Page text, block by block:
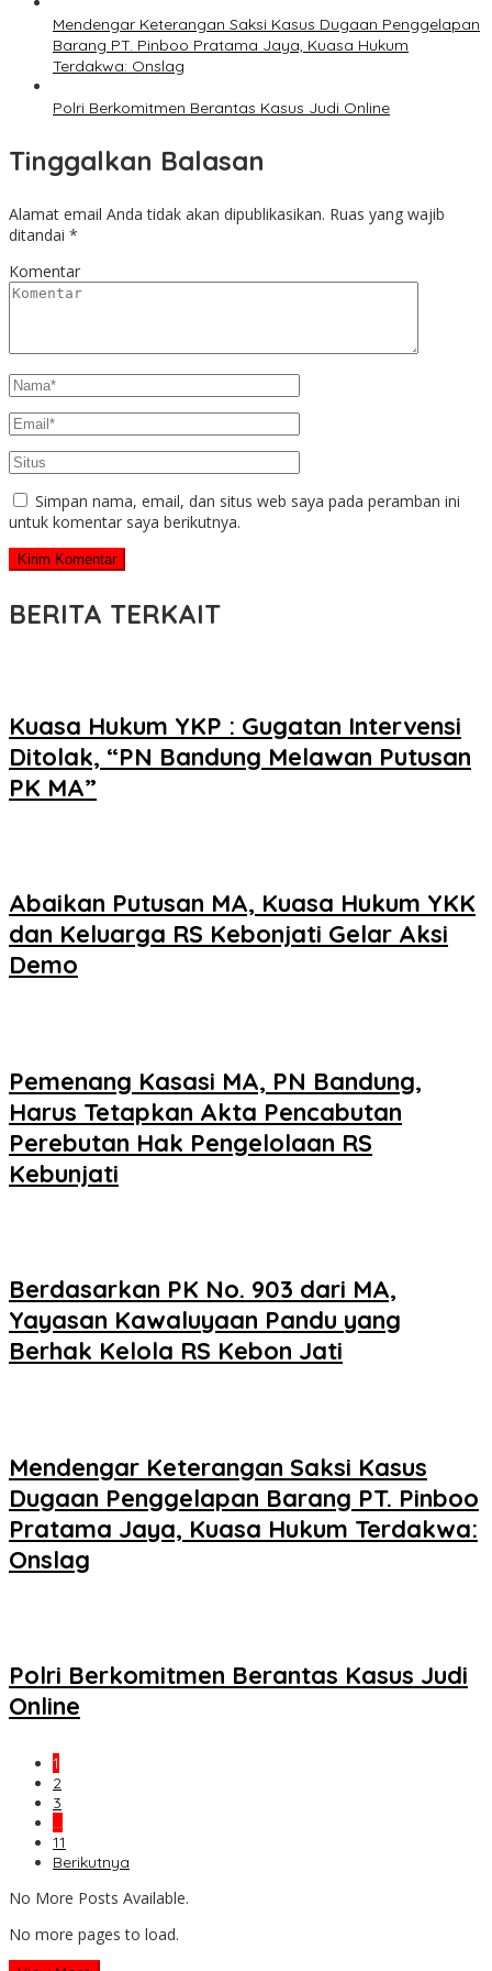
Mendengar Keterangan Saksi Kasus Dugaan Penggelapan
Barang PT. Pinboo Pratama Jaya, Kuasa Hukum
Terdakwa: Onslag
Polri Berkomitmen Berantas Kasus Judi Online
Tinggalkan Balasan
Alamat email Anda tidak akan dipublikasikan. Ruas yang wajib
ditandai *
Komentar
Simpan nama, email, dan situs web saya pada peramban ini
untuk komentar saya berikutnya.
BERITA TERKAIT
Kuasa Hukum YKP : Gugatan Intervensi
Ditolak, “PN Bandung Melawan Putusan
PK MA”
Abaikan Putusan MA, Kuasa Hukum YKK
dan Keluarga RS Kebonjati Gelar Aksi
Demo
Pemenang Kasasi MA, PN Bandung,
Harus Tetapkan Akta Pencabutan
Perebutan Hak Pengelolaan RS
Kebunjati
Berdasarkan PK No. 903 dari MA,
Yayasan Kawaluyaan Pandu yang
Berhak Kelola RS Kebon Jati
Mendengar Keterangan Saksi Kasus
Dugaan Penggelapan Barang PT. Pinboo
Pratama Jaya, Kuasa Hukum Terdakwa:
Onslag
Polri Berkomitmen Berantas Kasus Judi
Online
1
2
3
…
11
Berikutnya
No More Posts Available.
No more pages to load.